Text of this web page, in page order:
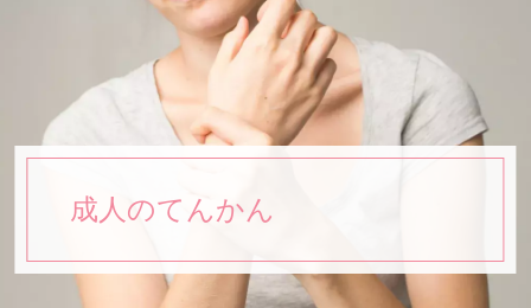
成人のてんかん
午前9：00～12：00 午後15：45～18：30
土・日 午前9：00～12：00
お問い合わせ
058-372-8007
TOP
初めての方へ